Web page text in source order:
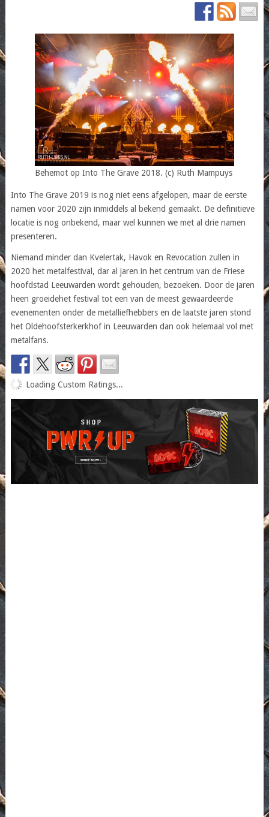
Behemot op Into The Grave 2018. (c) Ruth Mampuys
Into The Grave 2019 is nog niet eens afgelopen, maar de eerste
namen voor 2020 zijn inmiddels al bekend gemaakt. De definitieve
locatie is nog onbekend, maar wel kunnen we met al drie namen
presenteren.
Niemand minder dan Kvelertak, Havok en Revocation zullen in
2020 het metalfestival, dar al jaren in het centrum van de Friese
hoofdstad Leeuwarden wordt gehouden, bezoeken. Door de jaren
heen groeidehet festival tot een van de meest gewaardeerde
evenementen onder de metalliefhebbers en de laatste jaren stond
het Oldehoofsterkerkhof in Leeuwarden dan ook helemaal vol met
metalfans.
Loading Custom Ratings...